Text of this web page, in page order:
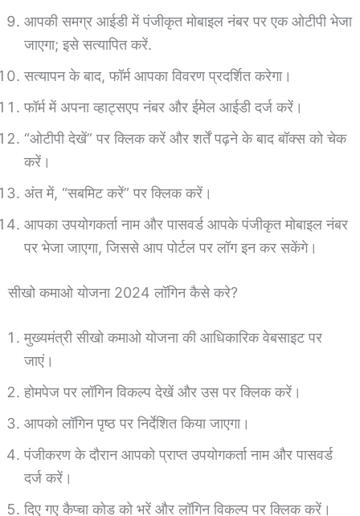
आपकी समग्र आईडी में पंजीकृत मोबाइल नंबर पर एक ओटीपी भेजा
जाएगा; इसे सत्यापित करें.
सत्यापन के बाद, फॉर्म आपका विवरण प्रदर्शित करेगा।
फॉर्म में अपना व्हाट्सएप नंबर और ईमेल आईडी दर्ज करें।
“ओटीपी देखें” पर क्लिक करें और शर्तें पढ़ने के बाद बॉक्स को चेक
करें।
अंत में, “सबमिट करें” पर क्लिक करें।
आपका उपयोगकर्ता नाम और पासवर्ड आपके पंजीकृत मोबाइल नंबर
पर भेजा जाएगा, जिससे आप पोर्टल पर लॉग इन कर सकेंगे।
सीखो कमाओ योजना 2024 लॉगिन कैसे करे?
मुख्यमंत्री सीखो कमाओ योजना की आधिकारिक वेबसाइट पर
जाएं।
होमपेज पर लॉगिन विकल्प देखें और उस पर क्लिक करें।
आपको लॉगिन पृष्ठ पर निर्देशित किया जाएगा।
पंजीकरण के दौरान आपको प्राप्त उपयोगकर्ता नाम और पासवर्ड
दर्ज करें।
दिए गए कैप्चा कोड को भरें और लॉगिन विकल्प पर क्लिक करें।